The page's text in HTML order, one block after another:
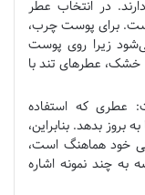
در انتخاب عطر
است. برای پوست چرب،
زیرا روی پوست
خشک، عطرهای تند با
عطری که استفاده
بدهد. بنابراین،
خود هماهنگ است،
به چند نمونه اشاره